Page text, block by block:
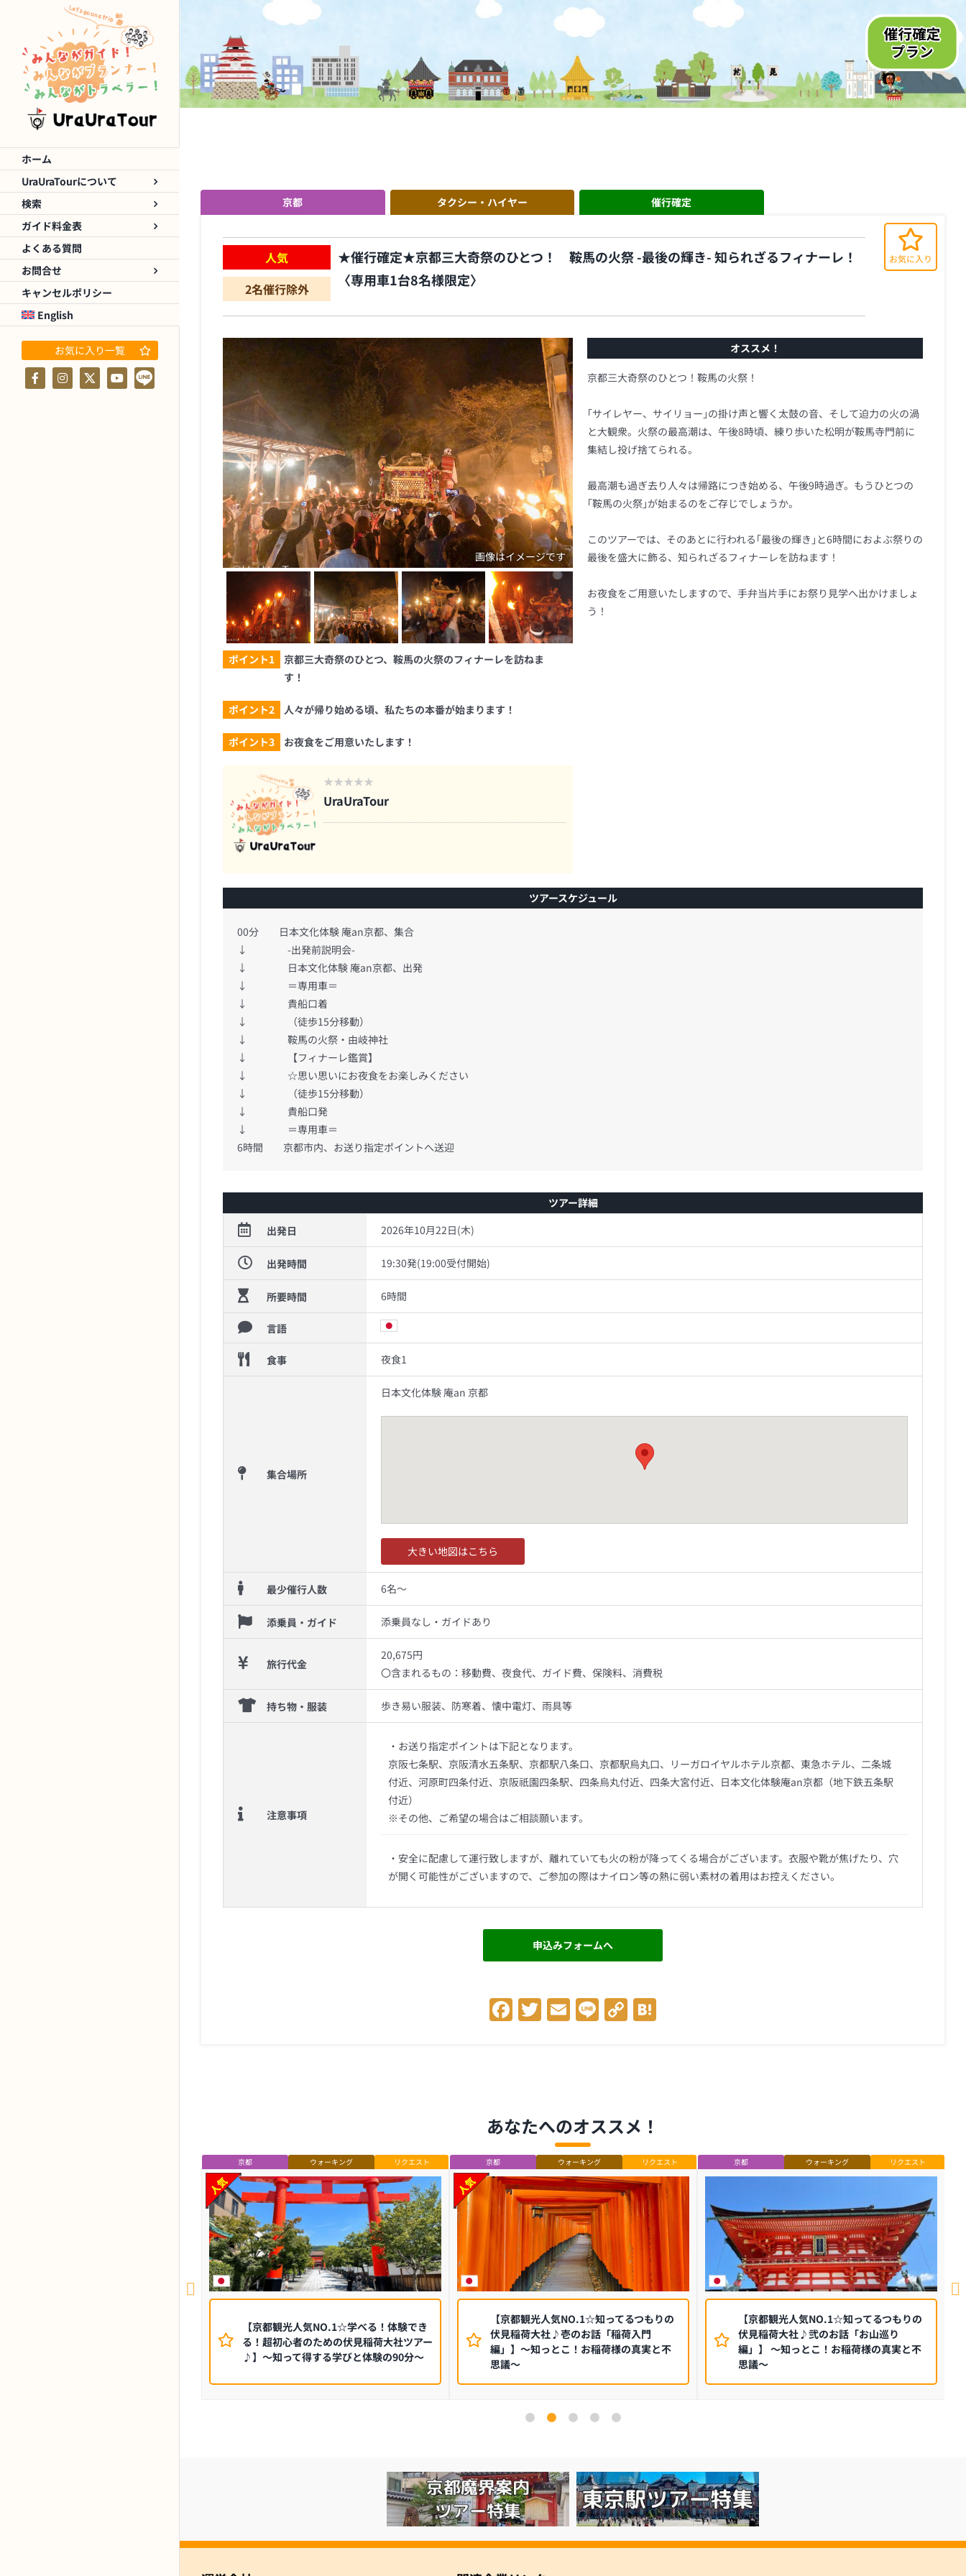
content
ホーム
UraUraTourについて
検索
ガイド料金表
よくある質問
お問合せ
キャンセルポリシー
English
お気に入り一覧
京都 タクシー・ハイヤー 催行確定
人気
2名催行除外
★催行確定★京都三大奇祭のひとつ！ 鞍馬の火祭 -最後の輝き- 知られざるフィナーレ！
〈専用車1台8名様限定〉
ポイント1
京都三大奇祭のひとつ、鞍馬の火祭のフィナーレを訪ねま
す！
ポイント2 人々が帰り始める頃、私たちの本番が始まります！
ポイント3 お夜食をご用意いたします！
UraUraTour
オススメ！
京都三大奇祭のひとつ！鞍馬の火祭！
｢サイレヤー、サイリョー｣の掛け声と響く太鼓の音、そして迫力の火の渦
と大観衆。火祭の最高潮は、午後8時頃、練り歩いた松明が鞍馬寺門前に
集結し投げ捨てられる。
最高潮も過ぎ去り人々は帰路につき始める、午後9時過ぎ。もうひとつの
｢鞍馬の火祭｣が始まるのをご存じでしょうか。
このツアーでは、そのあとに行われる｢最後の輝き｣と6時間におよぶ祭りの
最後を盛大に飾る、知られざるフィナーレを訪ねます！
お夜食をご用意いたしますので、手弁当片手にお祭り見学へ出かけましょ
う！
ツアースケジュール
00分 日本文化体験 庵an京都、集合
↓ -出発前説明会-
↓ 日本文化体験 庵an京都、出発
↓ ＝専用車＝
↓ 貴船口着
↓ （徒歩15分移動）
↓ 鞍馬の火祭・由岐神社
↓ 【フィナーレ鑑賞】
↓ ☆思い思いにお夜食をお楽しみください
↓ （徒歩15分移動）
↓ 貴船口発
↓ ＝専用車＝
6時間 京都市内、お送り指定ポイントへ送迎
ツアー詳細
出発日
2026年10月22日(木)
出発時間 19:30発(19:00受付開始)
所要時間 6時間
言語
食事 夜食1
集合場所
日本文化体験 庵an 京都
大きい地図はこちら
最少催行人数 6名～
添乗員・ガイド 添乗員なし・ガイドあり
旅行代金
20,675円
〇含まれるもの：移動費、夜食代、ガイド費、保険料、消費税
持ち物・服装 歩き易い服装、防寒着、懐中電灯、雨具等
注意事項
・お送り指定ポイントは下記となります。
京阪七条駅、京阪清水五条駅、京都駅八条口、京都駅烏丸口、リーガロイヤルホテル京都、東急ホテル、二条城
付近、河原町四条付近、京阪祇園四条駅、四条烏丸付近、四条大宮付近、日本文化体験庵an京都（地下鉄五条駅
付近）
※その他、ご希望の場合はご相談願います。
・安全に配慮して運行致しますが、離れていても火の粉が降ってくる場合がございます。衣服や靴が焦げたり、穴
が開く可能性がございますので、ご参加の際はナイロン等の熱に弱い素材の着用はお控えください。
申込みフォームへ
Facebook
Twitter
Email
LineCopy
あなたへのオススメ！
京都 ウォーキング リクエスト
【京都観光人気NO.1☆学べる！体験でき
る！超初心者のための伏見稲荷大社ツアー
♪】～知って得する学びと体験の90分～
京都 ウォーキング リクエスト
【京都観光人気NO.1☆知ってるつもりの
伏見稲荷大社♪壱のお話「稲荷入門
編」】～知っとこ！お稲荷様の真実と不
思議～
京都 ウォーキング リクエスト
【京都観光人気NO.1☆知ってるつもりの
伏見稲荷大社♪弐のお話「お山巡り
編」】 ～知っとこ！お稲荷様の真実と不
思議～